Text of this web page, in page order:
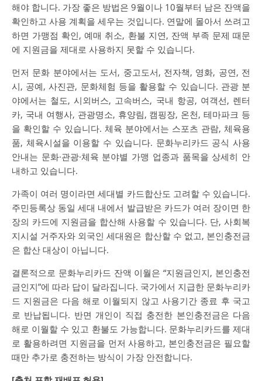
해야 합니다. 가장 좋은 방법은 9월이나 10월부터 남은 잔액을
확인하고 사용 계획을 세우는 것입니다. 연말에 몰아서 쓰려고
하면 가맹점 확인, 예매 취소, 환불 지연, 잔액 부족 문제 때문
에 지원금을 제대로 사용하지 못할 수 있습니다.
먼저 문화 분야에서는 도서, 중고도서, 전자책, 영화, 공연, 전
시, 공예, 사진관, 문화체험 등을 활용할 수 있습니다. 관광 분
야에서는 철도, 시외버스, 고속버스, 국내 항공, 여객선, 렌터
카, 국내 여행사, 관광명소, 휴양림, 캠핑장, 온천, 테마파크 등
을 확인할 수 있습니다. 체육 분야에서는 스포츠 관람, 체육용
품, 체육시설을 이용할 수 있습니다. 문화누리카드 공식 사용
안내는 문화·관광·체육 분야별 가맹 업종과 품목을 상세히 안
내하고 있습니다.
가족이 여러 명이라면 세대별 카드합산도 고려할 수 있습니다.
주민등록상 동일 세대 내에서 발급받은 카드가 여러 장이면 한
장의 카드에 지원금을 합산해 사용할 수 있습니다. 단, 사회복
지시설 거주자와 외국인 세대원은 합산할 수 없고, 본인충전금
은 합산 대상이 아닙니다.
결론적으로 문화누리카드 잔액 이월은 “지원금인지, 본인충전
금인지”에 따라 답이 달라집니다. 국가에서 지급한 문화누리카
드 지원금은 다음 해로 이월되지 않고 사용기간 종료 후 국고
로 반납됩니다. 반면 개인이 직접 충전한 본인충전금은 다음
해로 이월할 수 있고 환불도 가능합니다. 문화누리카드를 제대
로 활용하려면 지원금을 먼저 사용하고, 본인충전금은 필요할
때만 추가로 충전하는 방식이 가장 안전합니다.